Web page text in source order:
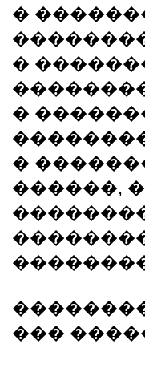
�
�
�
�
������,
���